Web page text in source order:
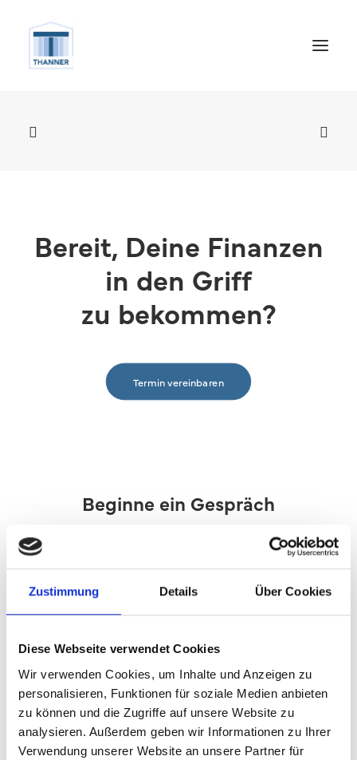
Zustimmung Details Über Cookies
Diese Webseite verwendet Cookies
Wir verwenden Cookies, um Inhalte und Anzeigen zu
personalisieren, Funktionen für soziale Medien anbieten
zu können und die Zugriffe auf unsere Website zu
analysieren. Außerdem geben wir Informationen zu Ihrer
Verwendung unserer Website an unsere Partner für
Termin vereinbaren
Bereit, Deine Finanzen
in den Griff
zu bekommen?
Termin vereinbaren
Beginne ein Gespräch
08222/9949986
Erkunde
Home
Baufinanzierung
Digitale Selbstauskunft